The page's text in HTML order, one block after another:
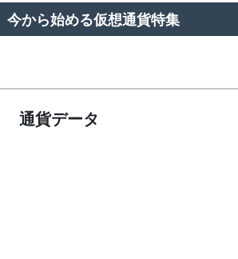
今から始める仮想通貨特集
通貨データ